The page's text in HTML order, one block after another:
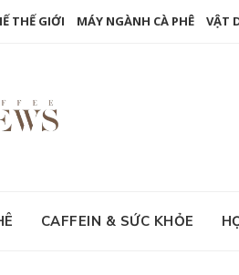
THẾ GIỚI MÁY NGÀNH CÀ PHÊ VẬT
CAFFEIN & SỨC KHỎE